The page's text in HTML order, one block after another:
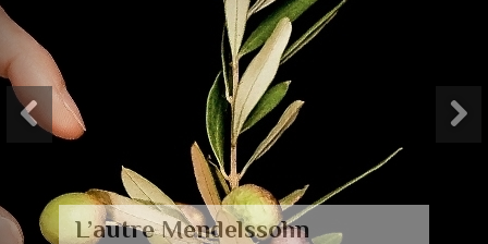
L’autre Mendelssohn